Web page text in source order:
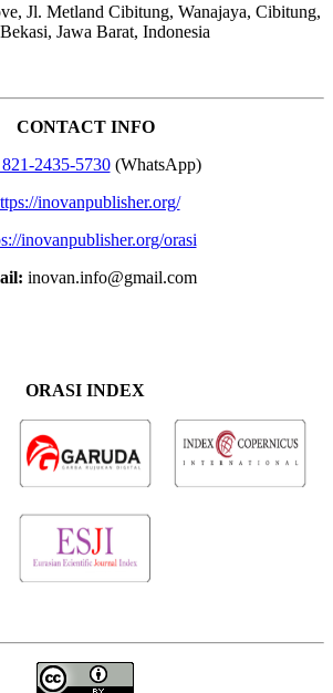
Jl. Metland Cibitung, Wanajaya, Cibitung,
Jawa Barat, Indonesia
CONTACT INFO
2435-5730 (WhatsApp)
inovanpublisher.org/
inovanpublisher.org/orasi
inovan.info@gmail.com
ORASI INDEX